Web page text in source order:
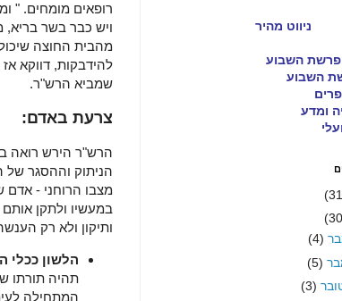
רופאים מומחים. "
ויש כבר בשר בריא,
מהבית החוצה
להידבקות, דווקא
שמביא הרש"ר.
צרעת באדם:
הרש"ר הירש רואה
הניתוק וההסגר
מצבו הרוחני - אדם
במעשיו ולתקן
ותיקון ולא רק
הלשון ככלי
תהיה תורתו
המתחילה
ניווט מהיר
פרשת השבוע
השבוע
ומדע
(4)
(5)
(3)